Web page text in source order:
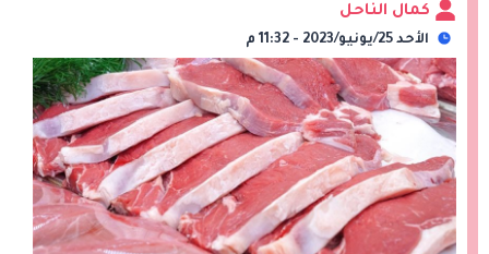
كمال الناحل
الأحد 25/يونيو/2023 - 11:32 م